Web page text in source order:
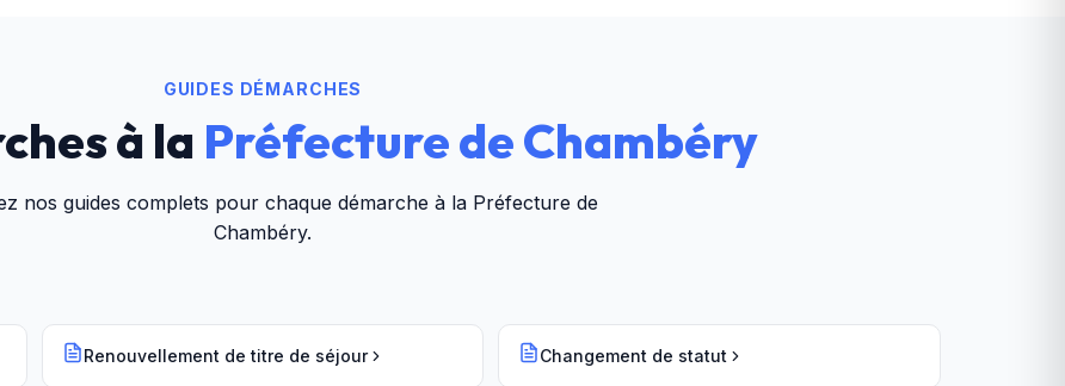
GUIDES DÉMARCHES
à la Préfecture de Chambéry
nos guides complets pour chaque démarche à la Préfecture de
Chambéry.
Renouvellement de titre de séjour Changement de statut